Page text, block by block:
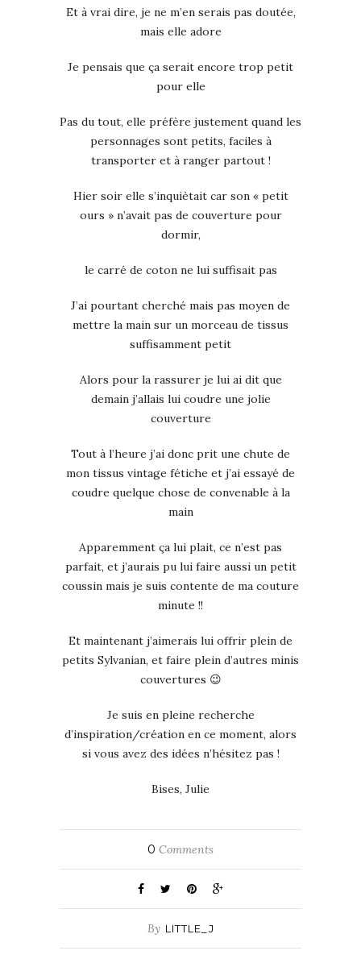
Et à vrai dire, je ne m’en serais pas doutée,
mais elle adore
Je pensais que ça serait encore trop petit
pour elle
Pas du tout, elle préfère justement quand les
personnages sont petits, faciles à
transporter et à ranger partout !
Hier soir elle s’inquiètait car son « petit
ours » n’avait pas de couverture pour
dormir,
le carré de coton ne lui suffisait pas
J’ai pourtant cherché mais pas moyen de
mettre la main sur un morceau de tissus
suffisamment petit
Alors pour la rassurer je lui ai dit que
demain j’allais lui coudre une jolie
couverture
Tout à l’heure j’ai donc prit une chute de
mon tissus vintage fétiche et j’ai essayé de
coudre quelque chose de convenable à la
main
Apparemment ça lui plait, ce n’est pas
parfait, et j’aurais pu lui faire aussi un petit
coussin mais je suis contente de ma couture
minute !!
Et maintenant j’aimerais lui offrir plein de
petits Sylvanian, et faire plein d’autres minis
couvertures 😉
Je suis en pleine recherche
d’inspiration/création en ce moment, alors
si vous avez des idées n’hésitez pas !
Bises, Julie
0 Comments
By LITTLE_J